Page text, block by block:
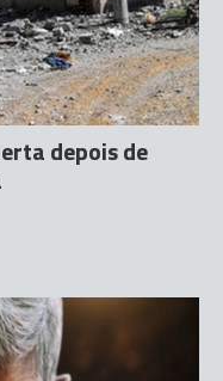
depois de